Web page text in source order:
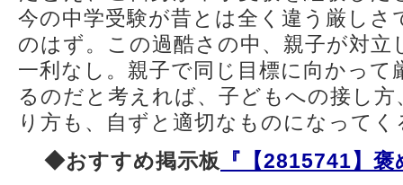
今の中学受験が昔とは全く違う厳しさ
のはず。この過酷さの中、親子が対
一利なし。親子で同じ目標に向かって
るのだと考えれば、子どもへの接し
り方も、自ずと適切なものになって
◆おすすめ掲示板 『【2815741】